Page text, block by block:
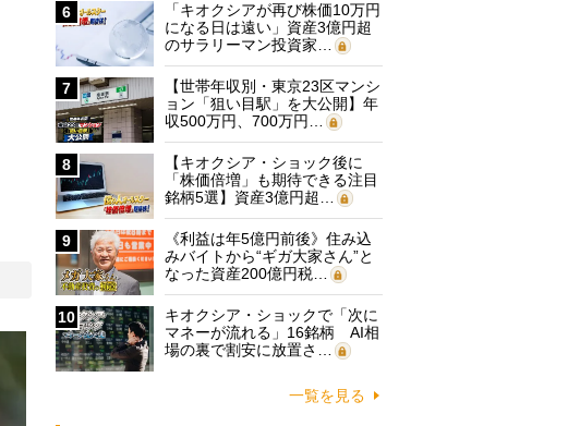
6
「キオクシアが再び株価10万円
になる日は遠い」資産3億円超
のサラリーマン投資家…
7
【世帯年収別・東京23区マンシ
ョン「狙い目駅」を大公開】年
収500万円、700万円…
8
【キオクシア・ショック後に
「株価倍増」も期待できる注目
銘柄5選】資産3億円超…
9
《利益は年5億円前後》住み込
みバイトから“ギガ大家さん”と
なった資産200億円税…
10
キオクシア・ショックで「次に
マネーが流れる」16銘柄 AI相
場の裏で割安に放置さ…
一覧を見る